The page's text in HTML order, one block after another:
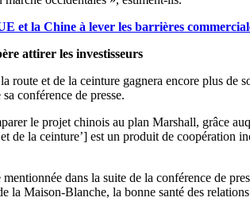
et la Chine à lever les barrières
attirer les investisseurs
route et de la ceinture gagnera encore plus
conférence de presse.
le projet chinois au plan Marshall, grâce
de la ceinture’] est un produit de
dans la suite de la conférence de
la Maison-Blanche, la bonne santé des